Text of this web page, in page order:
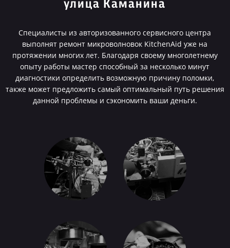
улица Каманина
Специалисты из авторизованного сервисного центра
выполнят ремонт микроволновок KitchenAid уже на
протяжении многих лет. Благодаря своему многолетнему
опыту работы мастер способный за несколько минут
диагностики определить возможную причину поломки,
также может предложить самый оптимальный путь решения
данной проблемы и сэкономить ваши деньги.